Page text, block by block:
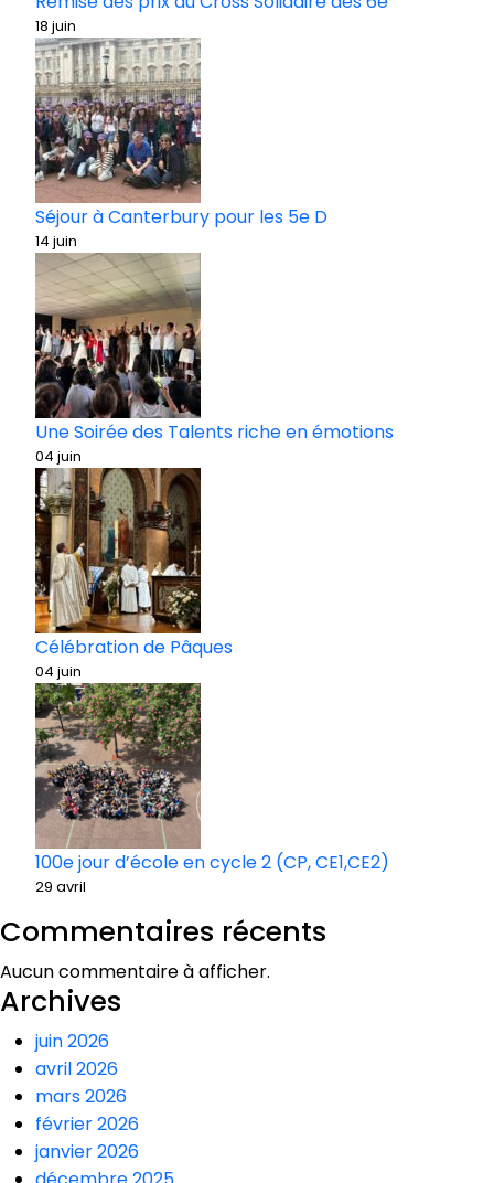
18 juin
Séjour à Canterbury pour les 5e D
14 juin
Une Soirée des Talents riche en émotions
04 juin
Célébration de Pâques
04 juin
100e jour d’école en cycle 2 (CP, CE1,CE2)
29 avril
Commentaires récents
Aucun commentaire à afficher.
Archives
juin 2026
avril 2026
mars 2026
février 2026
janvier 2026